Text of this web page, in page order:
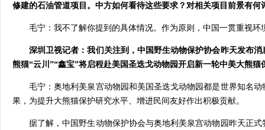
修建的石油管道项目。中方如何看待这些要求？对相关项目前景有何
毛宁：我不了解你提到的具体情况。作为原则，中国一贯重视
深圳卫视记者：我们关注到，中国野生动物保护协会昨天发布
熊猫“云川”“鑫宝”将启程赴美国圣迭戈动物园开启新一轮中美大熊
毛宁：奥地利美泉宫动物园和美国圣迭戈动物园都是世界知名
果，为提升大熊猫保护研究水平、增进民间友好作出积极贡献。
据了解，中国野生动物保护协会与奥地利美泉宫动物园昨天正